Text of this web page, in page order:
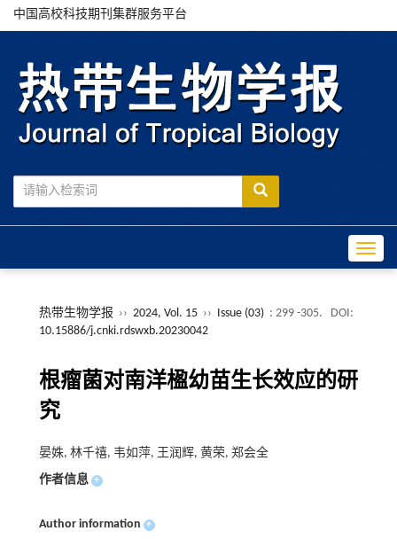
中国高校科技期刊集群服务平台
热带生物学报 ›› 2024, Vol. 15 ›› Issue (03) : 299 -305.
DOI:
10.15886/j.cnki.rdswxb.20230042
根瘤菌对南洋楹幼苗生长效应的研
究
晏姝, 林千禧, 韦如萍, 王润辉, 黄荣, 郑会全
作者信息 +
Author information +